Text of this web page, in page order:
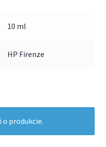
10 ml
HP Firenze
o produkcie.